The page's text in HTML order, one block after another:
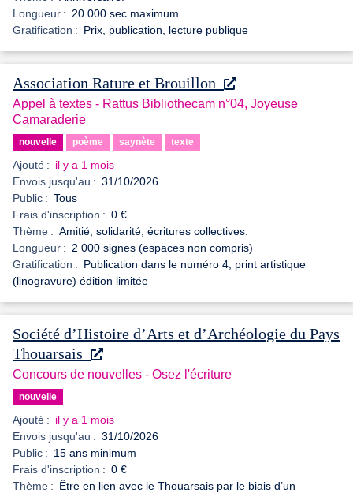
Longueur : 20 000 sec maximum
Gratification : Prix, publication, lecture publique
Association Rature et Brouillon
Appel à textes - Rattus Bibliothecam n°04, Joyeuse
Camaraderie
nouvelle poème saynète texte
Ajouté : il y a 1 mois
Envois jusqu'au : 31/10/2026
Public : Tous
Frais d'inscription : 0 €
Thème : Amitié, solidarité, écritures collectives.
Longueur : 2 000 signes (espaces non compris)
Gratification : Publication dans le numéro 4, print artistique
(linogravure) édition limitée
Société d’Histoire d’Arts et d’Archéologie du Pays
Thouarsais
Concours de nouvelles - Osez l'écriture
nouvelle
Ajouté : il y a 1 mois
Envois jusqu'au : 31/10/2026
Public : 15 ans minimum
Frais d'inscription : 0 €
Thème : Être en lien avec le Thouarsais par le biais d’un